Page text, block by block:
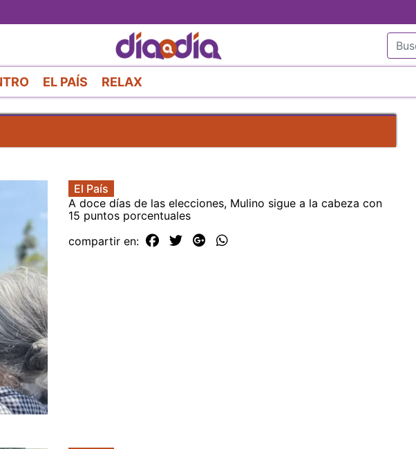
al
contenido
principal
EL PAÍS RELAX
El País
A doce días de las elecciones, Mulino sigue a la cabeza con
15 puntos porcentuales
compartir en: